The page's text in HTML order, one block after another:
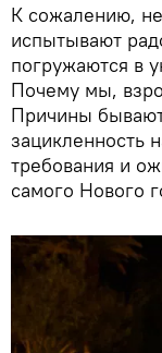
К сожалению,
испытывают
погружаются в
Почему мы,
Причины
зацикленность
требования и
самого Нового